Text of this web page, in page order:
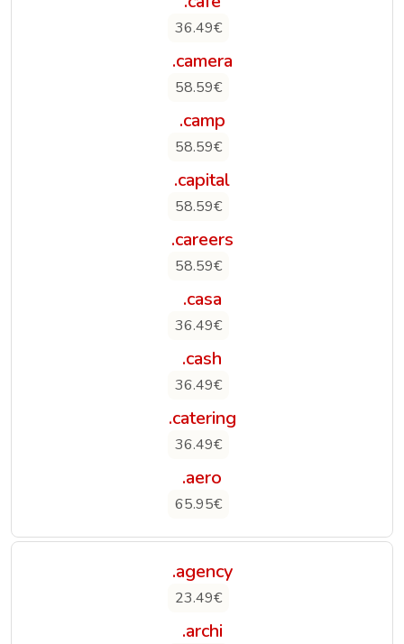
36.49€
.camera
58.59€
.camp
58.59€
.capital
58.59€
.careers
58.59€
.casa
36.49€
.cash
36.49€
.catering
36.49€
.aero
65.95€
.agency
23.49€
.archi